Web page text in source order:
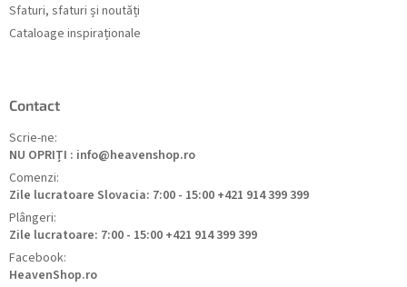
Sfaturi, sfaturi și noutăți
Cataloage inspiraționale
Contact
Scrie-ne:
NU OPRIȚI : info@heavenshop.ro
Comenzi:
Zile lucratoare Slovacia: 7:00 - 15:00 +421 914 399 399
Plângeri:
Zile lucratoare: 7:00 - 15:00 +421 914 399 399
Facebook:
HeavenShop.ro